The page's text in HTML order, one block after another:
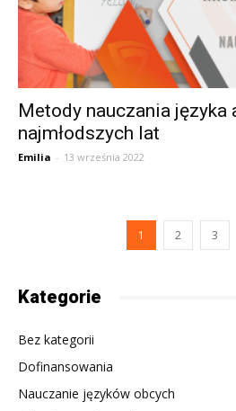
Metody nauczania języka
najmłodszych lat
Emilia - 13 września 2022
1 2 3
Kategorie
Bez kategorii
Dofinansowania
Nauczanie języków obcych